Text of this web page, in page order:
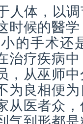
人体，以
时候的醫
的手术还
治疗疾病
，从巫师
为良相便
从医者众
气到形都